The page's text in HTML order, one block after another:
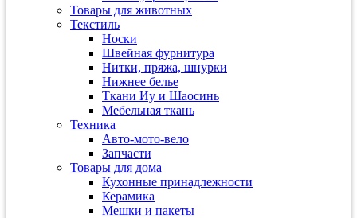
Товары для животных
Текстиль
Носки
Швейная фурнитура
Нитки, пряжа, шнурки
Нижнее белье
Ткани Иу и Шаосинь
Мебельная ткань
Техника
Авто-мото-вело
Запчасти
Товары для дома
Кухонные принадлежности
Керамика
Мешки и пакеты